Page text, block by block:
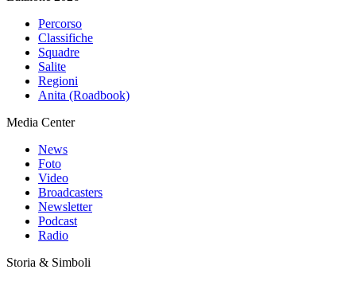
Percorso
Classifiche
Squadre
Salite
Regioni
Anita (Roadbook)
Media Center
News
Foto
Video
Broadcasters
Newsletter
Podcast
Radio
Storia & Simboli